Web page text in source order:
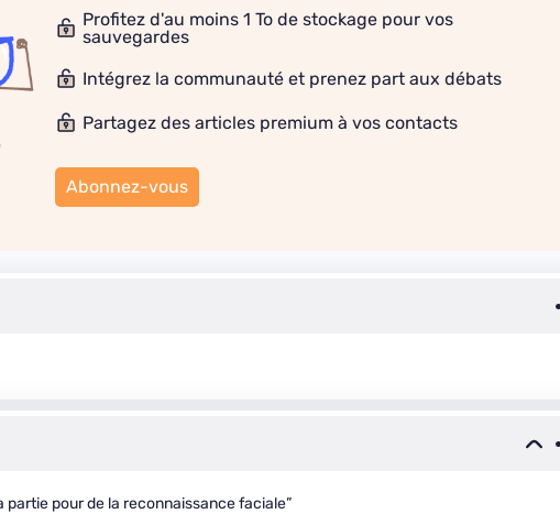
Profitez d'au moins 1 To de stockage pour vos
sauvegardes
Intégrez la communauté et prenez part aux débats
Partagez des articles premium à vos contacts
Abonnez-vous
partie pour de la reconnaissance faciale”